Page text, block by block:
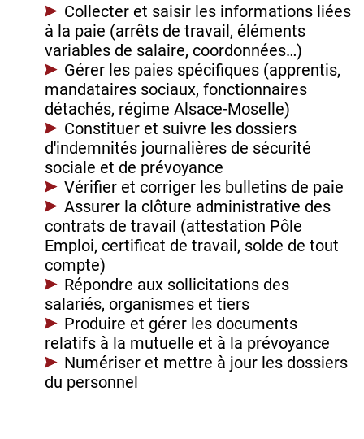
Collecter et saisir les informations liées
à la paie (arrêts de travail, éléments
variables de salaire, coordonnées…)
Gérer les paies spécifiques (apprentis,
mandataires sociaux, fonctionnaires
détachés, régime Alsace-Moselle)
Constituer et suivre les dossiers
d'indemnités journalières de sécurité
sociale et de prévoyance
Vérifier et corriger les bulletins de paie
Assurer la clôture administrative des
contrats de travail (attestation Pôle
Emploi, certificat de travail, solde de tout
compte)
Répondre aux sollicitations des
salariés, organismes et tiers
Produire et gérer les documents
relatifs à la mutuelle et à la prévoyance
Numériser et mettre à jour les dossiers
du personnel